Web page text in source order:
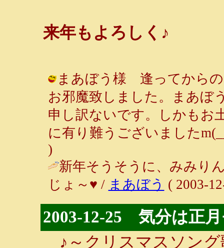
来年もよろしく♪
まあぼう様 逢ってから
お邪魔致しました。まあぼ
申し訳ないです。しかもお
に有り難うございました
)
新年そうそうに、みみり
じょ～♥ / まあぼう ( 2003-
2003-12-25 気分は正
♪～クリスマスソング